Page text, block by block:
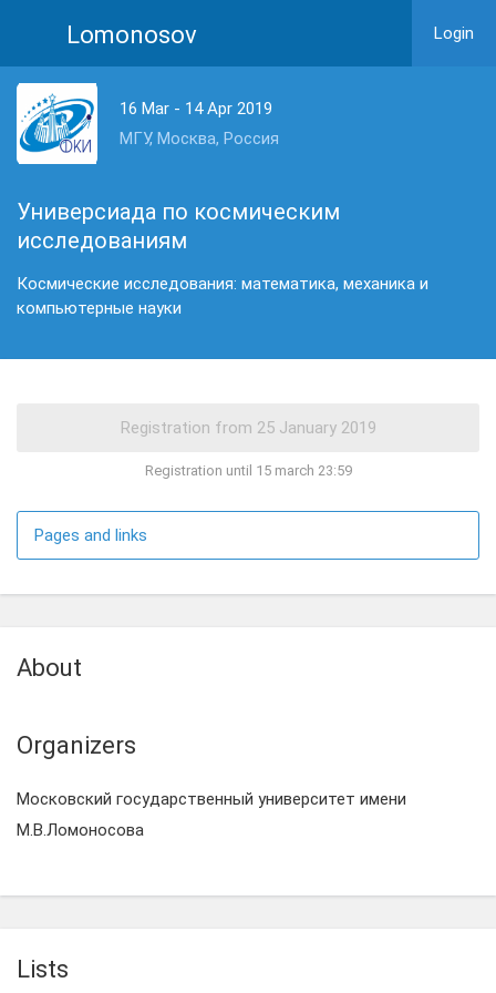
Lomonosov Login
16 Mar - 14 Apr 2019
МГУ, Москва, Россия
Универсиада по космическим
исследованиям
Космические исследования: математика, механика и
компьютерные науки
Registration until 15 march 23:59
Pages and links
About
Organizers
Московский государственный университет имени
М.В.Ломоносова
Lists